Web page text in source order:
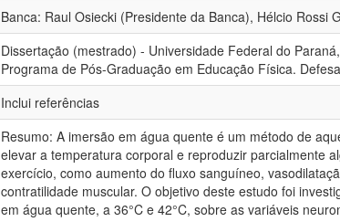
Banca: Raul Osiecki (Presidente da Banca), Hélcio Rossi
Dissertação (mestrado) - Universidade Federal do
Programa de Pós-Graduação em Educação Física.
Inclui referências
Resumo: A imersão em água quente é um método de
elevar a temperatura corporal e reproduzir parcialmente
exercício, como aumento do fluxo sanguíneo,
contratilidade muscular. O objetivo deste estudo foi
em água quente, a 36°C e 42°C, sobre as variáveis